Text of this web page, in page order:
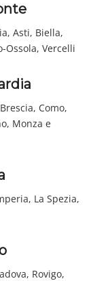
Asti, Biella,
Ossola, Vercelli
Como,
Monza e
La Spezia,
Rovigo,